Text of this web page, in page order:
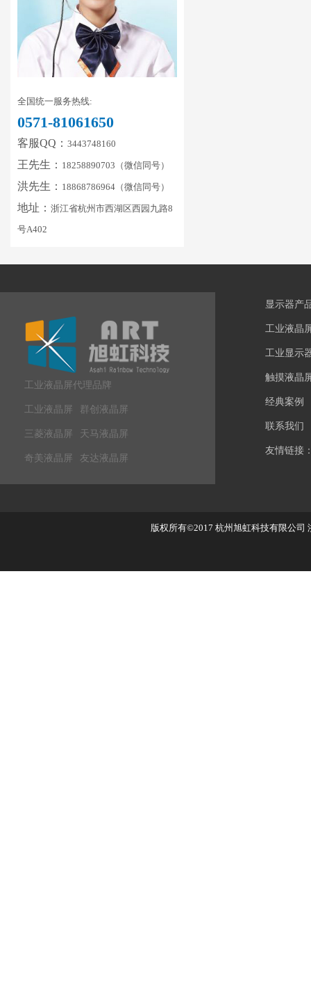
全国统一服务热线:
0571-81061650
客服QQ： 3443748160
王先生： 18258890703（微信同号）
洪先生： 18868786964（微信同号）
地址： 浙江省杭州市西湖区西园九路8
号A402
工业液晶屏代理品牌
工业液晶屏 群创液晶屏
三菱液晶屏 天马液晶屏
奇美液晶屏 友达液晶屏
显示器产
工业液晶
工业显示
触摸液晶
经典案例
联系我们
友情链接
版权所有©2017 杭州旭虹科技有限公司